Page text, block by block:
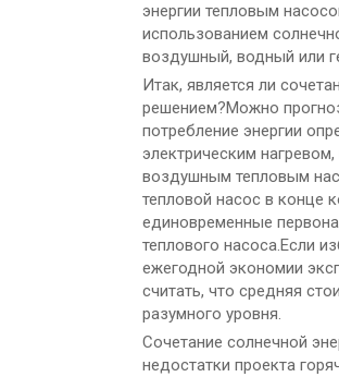
энергии тепловым
использованием
воздушный, водный или
Итак, является ли
решением?Можно
потребление энергии
электрическим
воздушным тепловым
тепловой насос в конце
единовременные
теплового насоса.Если
ежегодной экономии
считать, что средняя
разумного уровня.
Сочетание солнечной
недостатки проекта